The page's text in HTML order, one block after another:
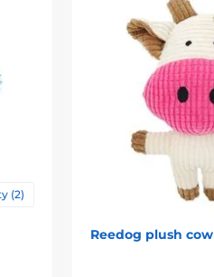
(2)
Reedog plush cow